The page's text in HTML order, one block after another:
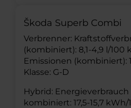
Škoda Superb Combi
Verbrenner:
(kombiniert): 8,1-4,9 l/100
Emissionen (kombiniert):
Klasse: G-D
Hybrid:
kombiniert: 17,5-15,7